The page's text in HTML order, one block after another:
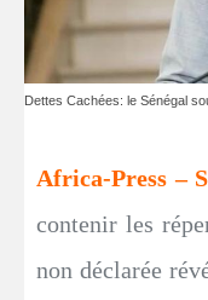
Dettes Cachées: le Sénégal
Africa-Press –
contenir les
non déclarée